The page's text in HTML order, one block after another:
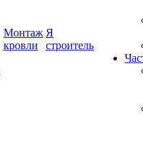
Монтаж
кровли
Я
строитель